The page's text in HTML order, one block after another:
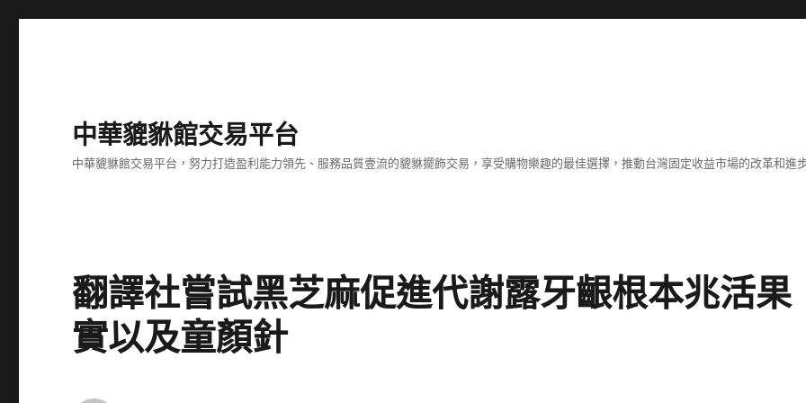
中華貔貅館交易平台
中華貔貅館交易平台，努力打造盈利能力領先、服務品質壹流的貔貅擺飾交易，享受購物樂趣的最佳選擇，推動台灣固定收益市場的改革和進
翻譯社嘗試黑芝麻促進代謝露牙齦根本兆活果
實以及童顏針